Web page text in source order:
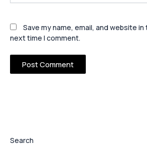
Search
Save my name, email, and website
next time I comment.